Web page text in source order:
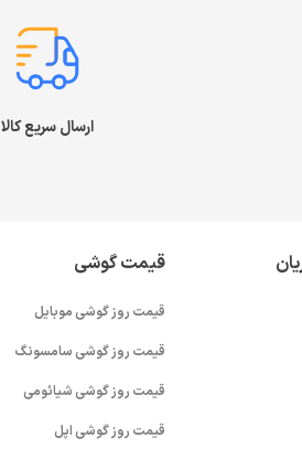
ارسال سریع کالا
قیمت گوشی
قیمت روز گوشی موبایل
قیمت روز گوشی سامسونگ
قیمت روز گوشی شیائومی
قیمت روز گوشی اپل